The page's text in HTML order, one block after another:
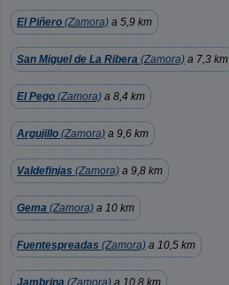
El Piñero (Zamora) a 5,9 km
San Miguel de La Ribera (Zamora) a 7,3 km
El Pego (Zamora) a 8,4 km
Argujillo (Zamora) a 9,6 km
Valdefinjas (Zamora) a 9,8 km
Gema (Zamora) a 10 km
Fuentespreadas (Zamora) a 10,5 km
Jambrina (Zamora) a 10,8 km